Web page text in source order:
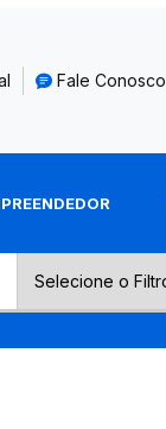
Fale Conosco